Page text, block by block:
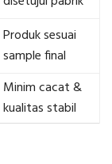
Produk sesuai
sample final
Minim cacat &
kualitas stabil